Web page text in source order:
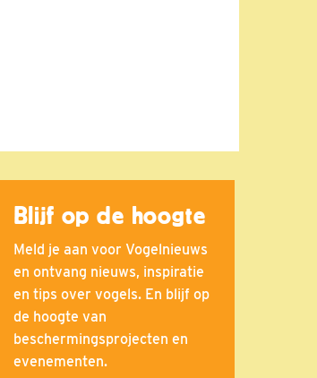
Blijf op de hoogte
Meld je aan voor Vogelnieuws
en ontvang nieuws, inspiratie
en tips over vogels. En blijf op
de hoogte van
beschermingsprojecten en
evenementen.